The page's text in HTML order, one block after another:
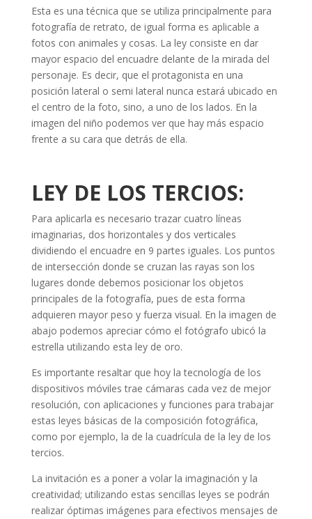
Esta es una técnica que se utiliza principalmente para
fotografía de retrato, de igual forma es aplicable a
fotos con animales y cosas. La ley consiste en dar
mayor espacio del encuadre delante de la mirada del
personaje. Es decir, que el protagonista en una
posición lateral o semi lateral nunca estará ubicado en
el centro de la foto, sino, a uno de los lados. En la
imagen del niño podemos ver que hay más espacio
frente a su cara que detrás de ella.
LEY DE LOS TERCIOS:
Para aplicarla es necesario trazar cuatro líneas
imaginarias, dos horizontales y dos verticales
dividiendo el encuadre en 9 partes iguales. Los puntos
de intersección donde se cruzan las rayas son los
lugares donde debemos posicionar los objetos
principales de la fotografía, pues de esta forma
adquieren mayor peso y fuerza visual. En la imagen de
abajo podemos apreciar cómo el fotógrafo ubicó la
estrella utilizando esta ley de oro.
Es importante resaltar que hoy la tecnología de los
dispositivos móviles trae cámaras cada vez de mejor
resolución, con aplicaciones y funciones para trabajar
estas leyes básicas de la composición fotográfica,
como por ejemplo, la de la cuadrícula de la ley de los
tercios.
La invitación es a poner a volar la imaginación y la
creatividad; utilizando estas sencillas leyes se podrán
realizar óptimas imágenes para efectivos mensajes de